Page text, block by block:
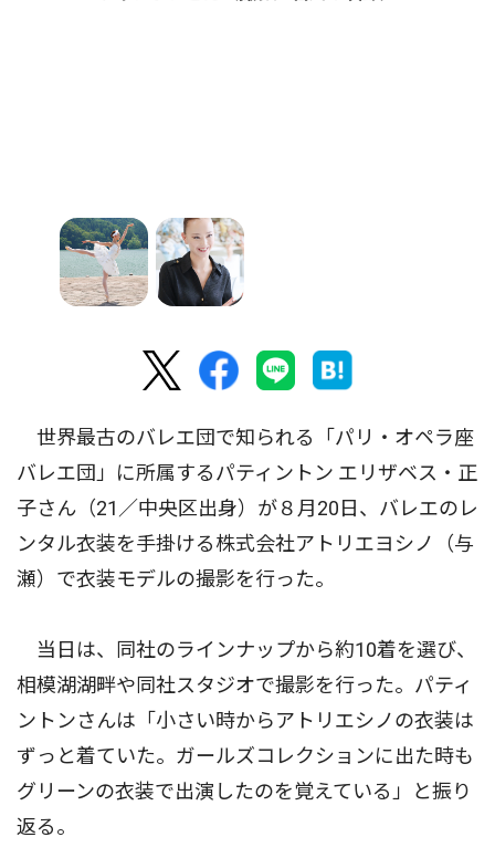
世界最古のバレエ団で知られる「パリ・オペラ座
バレエ団」に所属するパティントン エリザベス・正
子さん（21／中央区出身）が８月20日、バレエのレ
ンタル衣装を手掛ける株式会社アトリエヨシノ（与
瀬）で衣装モデルの撮影を行った。
当日は、同社のラインナップから約10着を選び、
相模湖湖畔や同社スタジオで撮影を行った。パティ
ントンさんは「小さい時からアトリエシノの衣装は
ずっと着ていた。ガールズコレクションに出た時も
グリーンの衣装で出演したのを覚えている」と振り
返る。